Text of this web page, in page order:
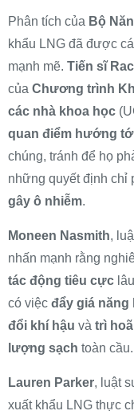
Phân tích của Bộ
khẩu LNG đã được
mạnh mẽ. Tiến sĩ
của Chương trình
các nhà khoa học
quan điểm hướng
chúng, tránh để họ
những quyết định chỉ
gây ô nhiễm.
Moneen Nasmith,
nhấn mạnh rằng
tác động tiêu cực
có việc đẩy giá
đổi khí hậu và trì
lượng sạch toàn cầu.
Lauren Parker, luật
xuất khẩu LNG thực